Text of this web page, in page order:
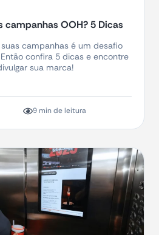
campanhas OOH? 5 Dicas
campanhas é um desafio
confira 5 dicas e encontre
sua marca!
9 min de leitura